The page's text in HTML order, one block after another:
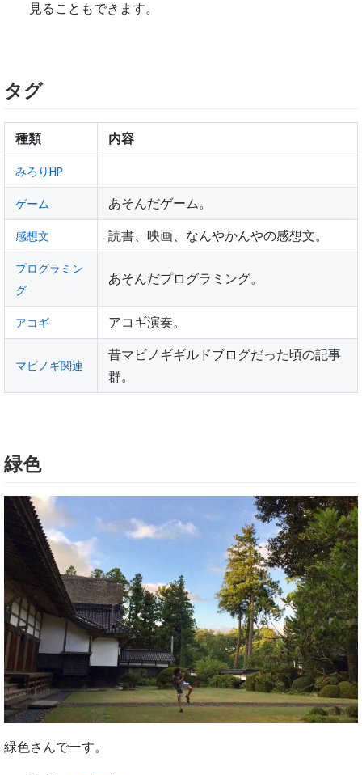
見ることもできます。
タグ
種類 内容
みろりHP
ゲーム あそんだゲーム。
感想文 読書、映画、なんやかんやの感想文。
プログラミン
グ
あそんだプログラミング。
アコギ アコギ演奏。
マビノギ関連
昔マビノギギルドブログだった頃の記事
群。
緑色
緑色さんでーす。